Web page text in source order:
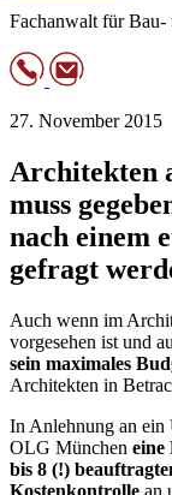
Fachanwalt für
27. November 2015
Architekten
muss
nach einem
gefragt
Auch wenn im
vorgesehen ist und
sein maximales
Architekten in
In Anlehnung an
OLG München eine
bis 8 (!)
Kostenkontrolle an